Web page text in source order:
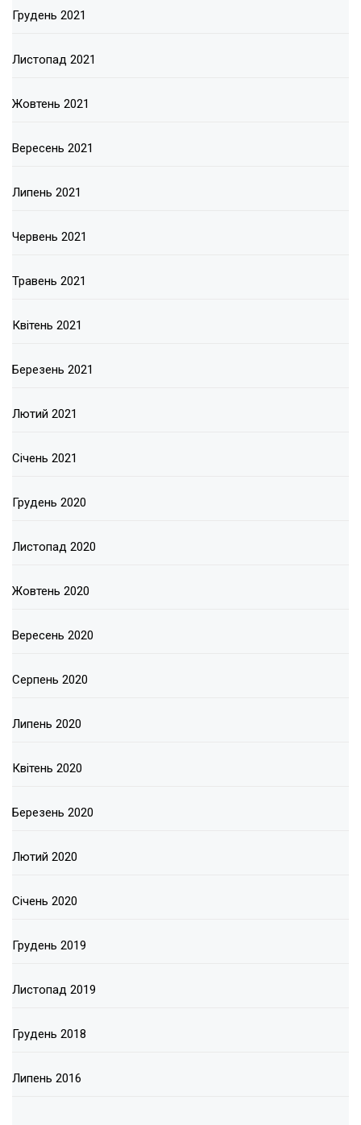
Грудень 2021
Листопад 2021
Жовтень 2021
Вересень 2021
Липень 2021
Червень 2021
Травень 2021
Квітень 2021
Березень 2021
Лютий 2021
Січень 2021
Грудень 2020
Листопад 2020
Жовтень 2020
Вересень 2020
Серпень 2020
Липень 2020
Квітень 2020
Березень 2020
Лютий 2020
Січень 2020
Грудень 2019
Листопад 2019
Грудень 2018
Липень 2016